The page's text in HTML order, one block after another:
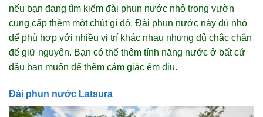
nếu bạn đang tìm kiếm đài phun nước nhỏ trong vườn
cung cấp thêm một chút gì đó. Đài phun nước này đủ nhỏ
để phù hợp với nhiều vị trí khác nhau nhưng đủ chắc chắn
để giữ nguyên. Bạn có thể thêm tính năng nước ở bất cứ
đâu bạn muốn để thêm cảm giác êm dịu.
Đài phun nước Latsura